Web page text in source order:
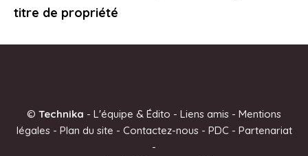
titre de propriété
© Technika - L'équipe & Édito - Liens amis - Mentions
légales- Plan du site - Contactez-nous- PDC - Partenariat
-